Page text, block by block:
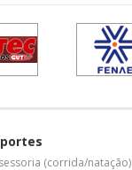
(corrida/natação)